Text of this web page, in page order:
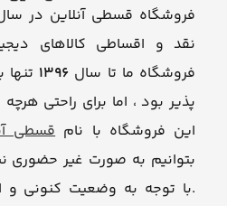
فروشگاه قسطی آنلاین در
نقد و اقساطی کالاهای
فروشگاه ما تا سال 1396
پذیر بود ، اما برای راحتی
این فروشگاه با نامقسطی
بتوانیم به صورت غیر حضوری
.با توجه به وضعیت کنونی و